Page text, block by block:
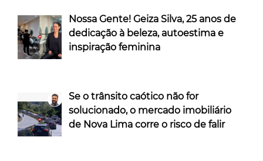
Nossa Gente! Geiza Silva, 25 anos de
dedicação à beleza, autoestima e
inspiração feminina
Se o trânsito caótico não for
solucionado, o mercado imobiliário
de Nova Lima corre o risco de falir